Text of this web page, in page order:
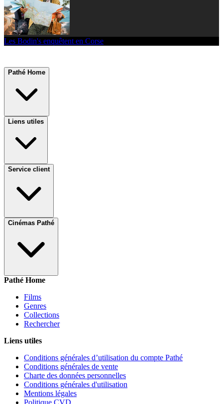
Les Bodin's enquêtent en Corse
Pathé Home
Liens utiles
Service client
Cinémas Pathé
Pathé Home
Films
Genres
Collections
Rechercher
Liens utiles
Conditions générales d’utilisation du compte Pathé
Conditions générales de vente
Charte des données personnelles
Conditions générales d'utilisation
Mentions légales